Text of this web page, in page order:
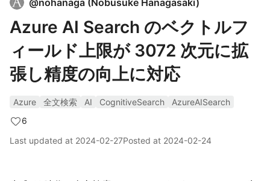
@nohanaga (Nobusuke Hanagasaki)
Azure AI Search のベクトルフ
ィールド上限が 3072 次元に拡
張し精度の向上に対応
Azure 全文検索 AI CognitiveSearch
AzureAISearch
6
Last updated at 2024-02-27Posted at 2024-02-24